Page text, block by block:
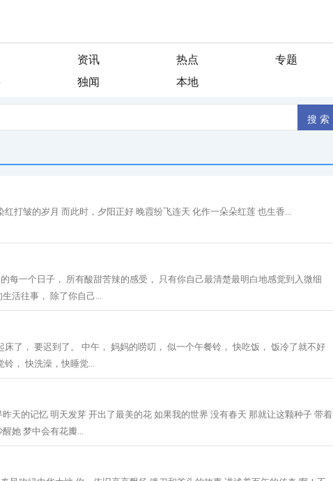
资讯 热点
专题
独闻 本地
打皱的岁月 而此时，夕阳正好 晚霞纷飞连天 化作一朵朵红莲 也生香...
每一个日子， 所有酸甜苦辣的感受， 只有你自己最清楚最明白地感觉到入微细
活往事， 除了你自己...
了， 要迟到了。 中午， 妈妈的唠叨， 似一个午餐铃， 快吃饭， 饭冷了就不好
铃， 快洗澡，快睡觉...
天的记忆 明天发芽 开出了最美的花 如果我的世界 没有春天 那就让这颗种子 带着
她 梦中会有花瓣...